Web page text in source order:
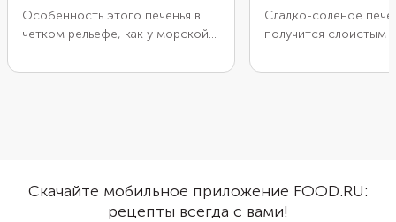
Особенность этого печенья в
четком рельефе, как у морской
Кому-то этот бугорок может
нужно хорошо охладить.
Сладко-соленое
получится слоистым и
правильном
Сабле должно
во рту.
Скачайте мобильное приложение FOOD.RU:
рецепты всегда с вами!